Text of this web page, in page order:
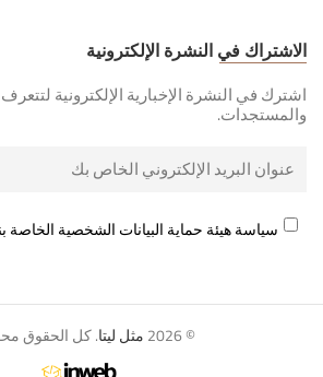
الاشتراك في النشرة الإلكترونية
اشترك في النشرة الإخبارية الإلكترونية
والمستجدات.
سياسة هيئة حماية البيانات الشخصية الخاصة
© 2026 مثل ليتا. كل الحقوق